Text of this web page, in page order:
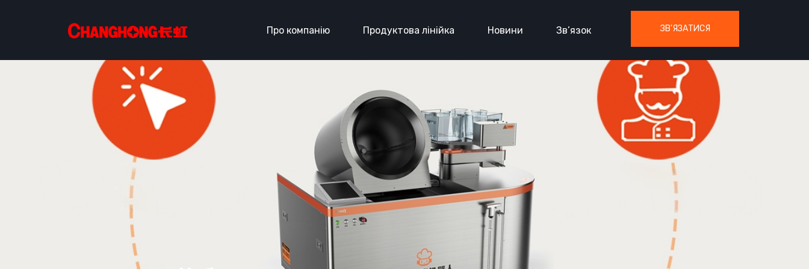
Про компанію Продуктова лінійка Новини Зв’язок ЗВ'ЯЗАТИСЯ